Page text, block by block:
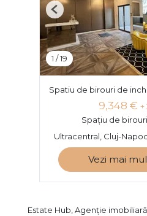
1 /19
Previous
Spatiu de birouri de
9,348 € +
Spațiu de
Ultracentral, Cluj-
Vezi mai
Estate Hub, Agenție